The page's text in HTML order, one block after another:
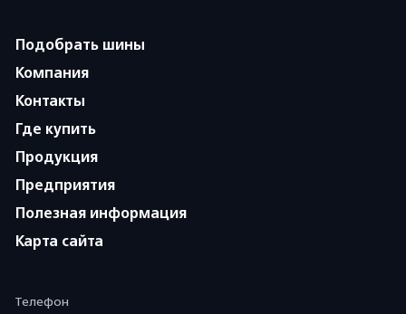
Подобрать шины
Компания
Контакты
Где купить
Продукция
Предприятия
Полезная информация
Карта сайта
Телефон